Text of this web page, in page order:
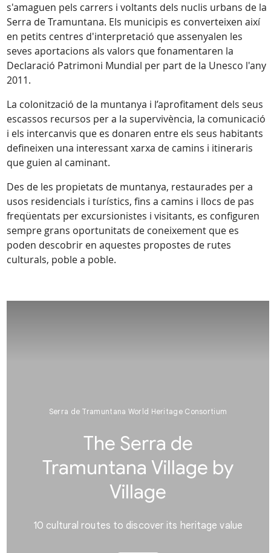
s'amaguen pels carrers i voltants dels nuclis urbans de la
Serra de Tramuntana. Els municipis es converteixen així
en petits centres d'interpretació que assenyalen les
seves aportacions als valors que fonamentaren la
Declaració Patrimoni Mundial per part de la Unesco l'any
2011.
La colonització de la muntanya i l’aprofitament dels seus
escassos recursos per a la supervivència, la comunicació
i els intercanvis que es donaren entre els seus habitants
defineixen una interessant xarxa de camins i itineraris
que guien al caminant.
Des de les propietats de muntanya, restaurades per a
usos residencials i turístics, fins a camins i llocs de pas
freqüentats per excursionistes i visitants, es configuren
sempre grans oportunitats de coneixement que es
poden descobrir en aquestes propostes de rutes
culturals, poble a poble.